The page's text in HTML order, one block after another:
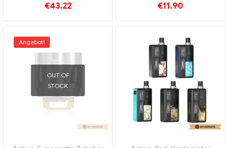
€43.22
Custom
€11.90
Angebot!
OUT OF
STOCK